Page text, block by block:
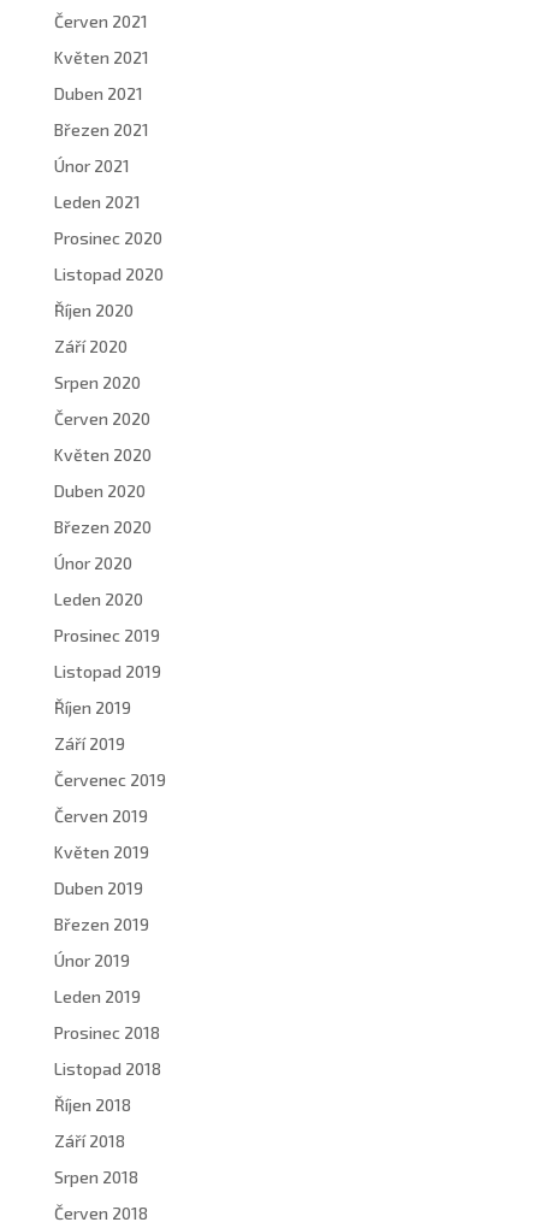
Červen 2021
Květen 2021
Duben 2021
Březen 2021
Únor 2021
Leden 2021
Prosinec 2020
Listopad 2020
Říjen 2020
Září 2020
Srpen 2020
Červen 2020
Květen 2020
Duben 2020
Březen 2020
Únor 2020
Leden 2020
Prosinec 2019
Listopad 2019
Říjen 2019
Září 2019
Červenec 2019
Červen 2019
Květen 2019
Duben 2019
Březen 2019
Únor 2019
Leden 2019
Prosinec 2018
Listopad 2018
Říjen 2018
Září 2018
Srpen 2018
Červen 2018